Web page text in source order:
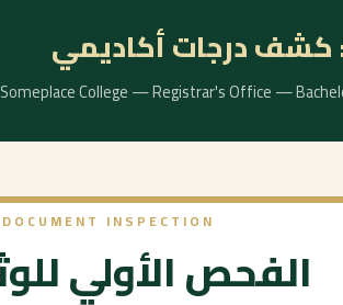
كشف درجات أكاديمي
Someplace College — Registrar's Office —
INSPECTION
الفحص الأولي